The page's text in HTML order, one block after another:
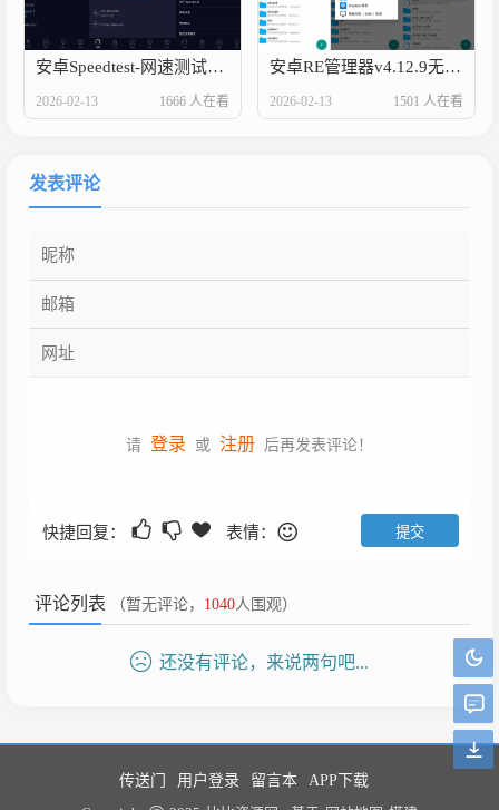
安卓Speedtest-网速测试v6.6.1高级版
2026-02-13 1666 人在看
安卓RE管理器v4.12.9无广告版
2026-02-13 1501 人在看
发表评论
请 登录 或 注册 后再发表评论！
快捷回复： 表情：
评论列表 （暂无评论， 1040人围观）
还没有评论，来说两句吧...
传送门 用户登录 留言本
APP下载